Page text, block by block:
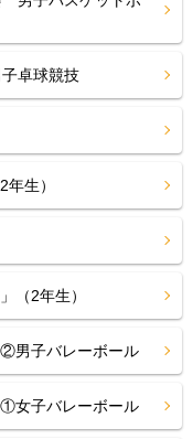
卓球競技
生）
（2年生）
男子バレーボール
女子バレーボール